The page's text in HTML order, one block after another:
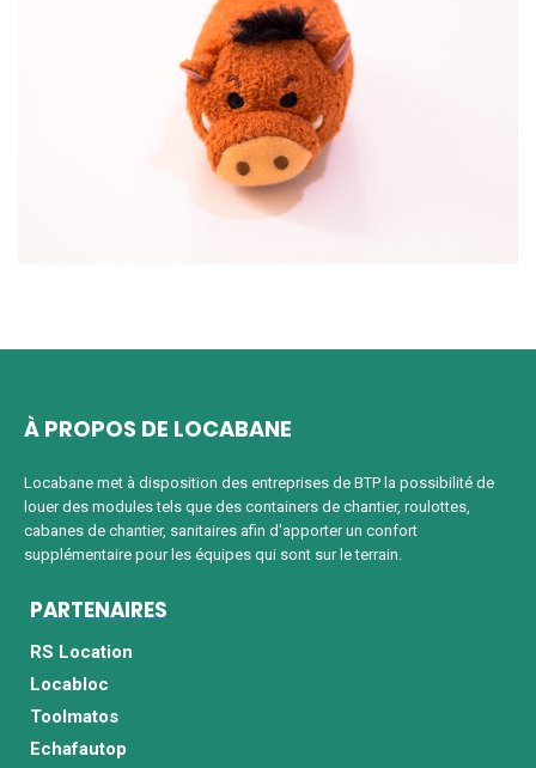
À PROPOS DE LOCABANE
Locabane met à disposition des entreprises de BTP la possibilité de
louer des modules tels que des containers de chantier, roulottes,
cabanes de chantier, sanitaires afin d'apporter un confort
supplémentaire pour les équipes qui sont sur le terrain.
PARTENAIRES
RS Location
Locabloc
Toolmatos
Echafautop